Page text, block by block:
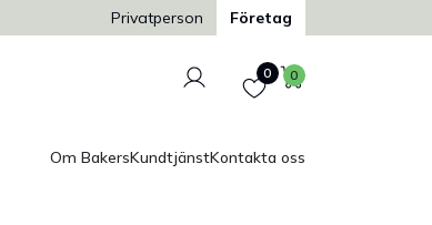
Trygg och säker betalning
Privatperson Företag
Logga in
Favoriter
0 Varukorg
0
Om BakersKundtjänstKontakta oss